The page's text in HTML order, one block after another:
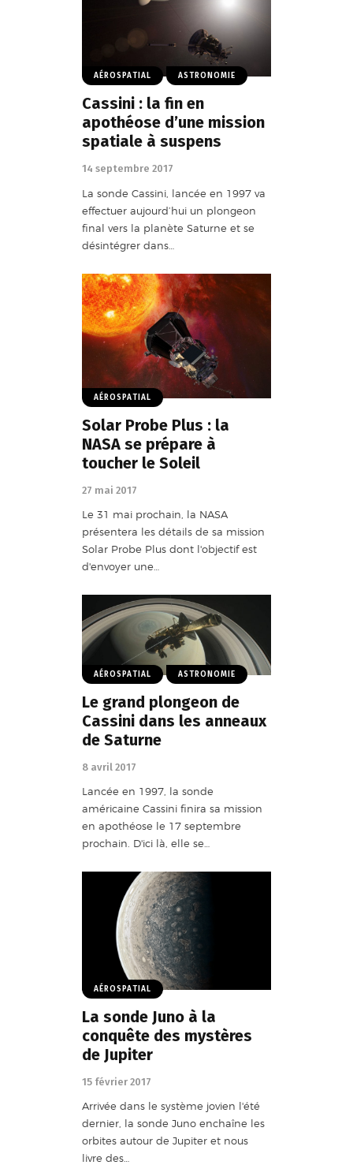
AÉROSPATIAL ASTRONOMIE
Cassini : la fin en
apothéose d’une mission
spatiale à suspens
14 septembre 2017
La sonde Cassini, lancée en 1997 va
effectuer aujourd’hui un plongeon
final vers la planète Saturne et se
désintégrer dans…
AÉROSPATIAL
Solar Probe Plus : la
NASA se prépare à
toucher le Soleil
27 mai 2017
Le 31 mai prochain, la NASA
présentera les détails de sa mission
Solar Probe Plus dont l'objectif est
d'envoyer une…
AÉROSPATIAL ASTRONOMIE
Le grand plongeon de
Cassini dans les anneaux
de Saturne
8 avril 2017
Lancée en 1997, la sonde
américaine Cassini finira sa mission
en apothéose le 17 septembre
prochain. D'ici là, elle se…
AÉROSPATIAL
La sonde Juno à la
conquête des mystères
de Jupiter
15 février 2017
Arrivée dans le système jovien l'été
dernier, la sonde Juno enchaîne les
orbites autour de Jupiter et nous
livre des…